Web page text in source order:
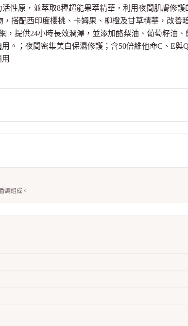
性原，並萃取8種超能果萃精華，利用夜間肌膚修
搭配西印度櫻桃、卡姆果、柳橙及甘草精華，改善
，提供24小時長效潤澤，並添加酪梨油、葡萄籽油
。；夜間密集美白保濕修護；含50倍維他命C、E與
調組成。